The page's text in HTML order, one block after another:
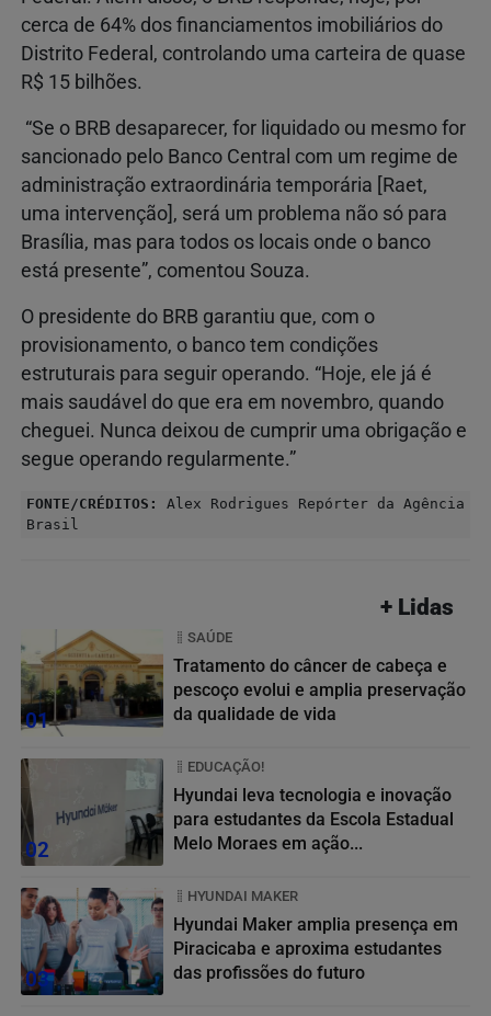
cerca de 64% dos financiamentos imobiliários do
Distrito Federal, controlando uma carteira de quase
R$ 15 bilhões.
“Se o BRB desaparecer, for liquidado ou mesmo for
sancionado pelo Banco Central com um regime de
administração extraordinária temporária [Raet,
uma intervenção], será um problema não só para
Brasília, mas para todos os locais onde o banco
está presente”, comentou Souza.
O presidente do BRB garantiu que, com o
provisionamento, o banco tem condições
estruturais para seguir operando. “Hoje, ele já é
mais saudável do que era em novembro, quando
cheguei. Nunca deixou de cumprir uma obrigação e
segue operando regularmente.”
FONTE/CRÉDITOS:
Alex Rodrigues Repórter da Agência
Brasil
+ Lidas
01
SAÚDE
Tratamento do câncer de cabeça e
pescoço evolui e amplia preservação
da qualidade de vida
02
EDUCAÇÃO!
Hyundai leva tecnologia e inovação
para estudantes da Escola Estadual
Melo Moraes em ação...
03
HYUNDAI MAKER
Hyundai Maker amplia presença em
Piracicaba e aproxima estudantes
das profissões do futuro